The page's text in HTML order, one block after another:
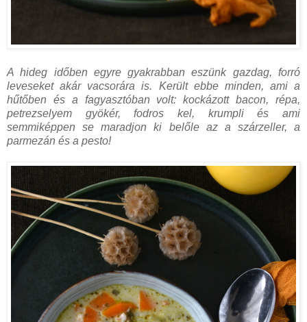
A hideg időben egyre gyakrabban eszünk gazdag, forró
leveseket akár vacsorára is. Került ebbe minden, ami a
hűtőben és a fagyasztóban volt: kockázott bacon, répa,
petrezselyem gyökér, fodros kel, krumpli és ami
semmiképpen se maradjon ki belőle az a szárzeller, a
parmezán és a pesto!